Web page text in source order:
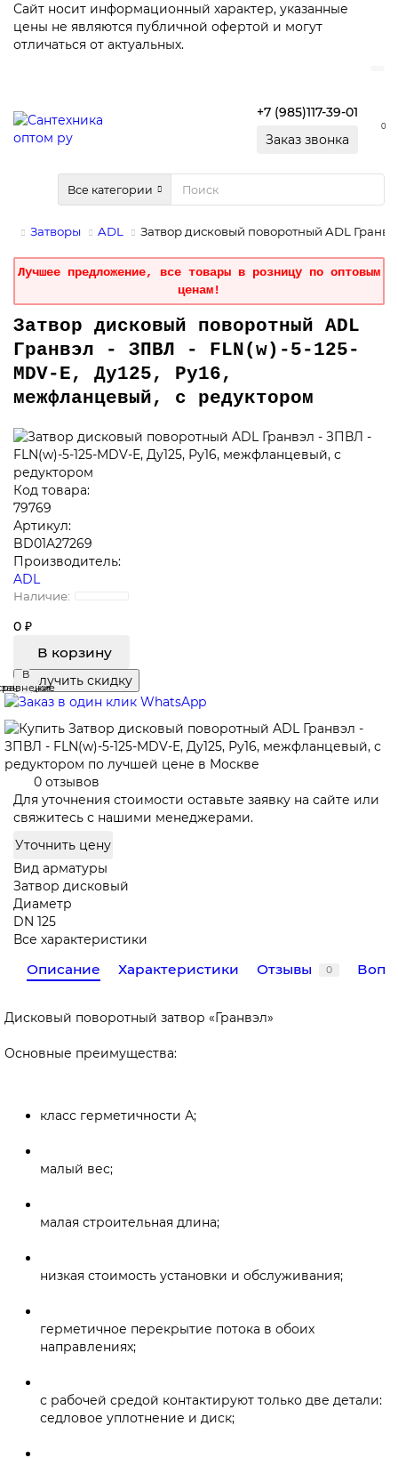
Сайт носит информационный характер, указанные
цены не являются публичной офертой и могут
отличаться от актуальных.
+7 (985)117-39-01
Заказ звонка
0
Все категории
Затворы ADL Затвор дисковый поворотный ADL
Лучшее предложение, все товары в розницу по оптовым
ценам!
Затвор дисковый поворотный ADL
Гранвэл - ЗПВЛ - FLN(w)-5-125-
MDV-Е, Ду125, Ру16,
межфланцевый, с редуктором
Код товара:
79769
Артикул:
BD01A27269
Производитель:
ADL
0 ₽
В корзину
В
закладки
В
Получить скидку
0 отзывов
Для уточнения стоимости оставьте заявку на сайте или
свяжитесь с нашими менеджерами.
Уточнить цену
Вид арматуры
Затвор дисковый
Диаметр
DN 125
Все характеристики
Описание Характеристики Отзывы 0
Дисковый поворотный затвор «Гранвэл»
Основные преимущества:
класс герметичности А;
малый вес;
малая строительная длина;
низкая стоимость установки и обслуживания;
герметичное перекрытие потока в обоих
направлениях;
с рабочей средой контактируют только две детали:
седловое уплотнение и диск;